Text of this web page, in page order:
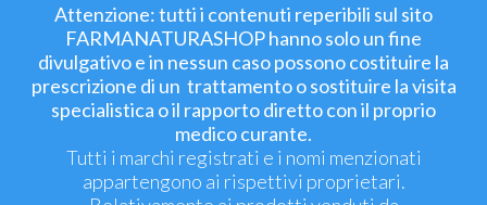
Attenzione: tutti i contenuti reperibili sul sito
FARMANATURASHOP hanno solo un fine
divulgativo e in nessun caso possono costituire la
prescrizione di un trattamento o sostituire la visita
specialistica o il rapporto diretto con il proprio
medico curante.
Tutti i marchi registrati e i nomi menzionati
appartengono ai rispettivi proprietari.